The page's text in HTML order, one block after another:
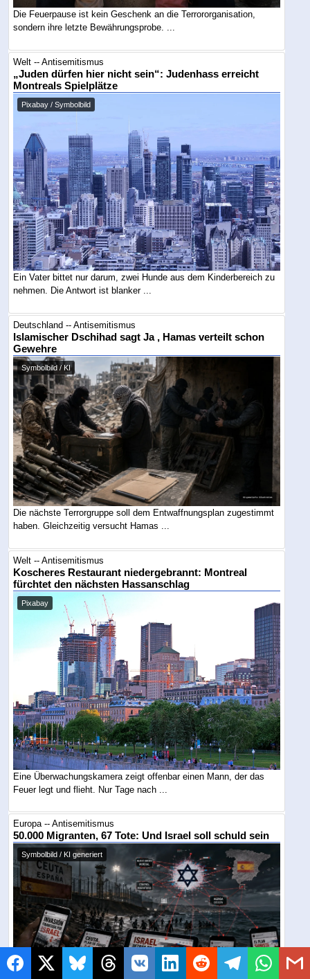
Die Feuerpause ist kein Geschenk an die Terrororganisation,
sondern ihre letzte Bewährungsprobe. ...
Welt -- Antisemitismus
„Juden dürfen hier nicht sein“: Judenhass erreicht
Montreals Spielplätze
Pixabay / Symbolbild
Ein Vater bittet nur darum, zwei Hunde aus dem Kinderbereich zu
nehmen. Die Antwort ist blanker ...
Deutschland -- Antisemitismus
Islamischer Dschihad sagt Ja , Hamas verteilt schon
Gewehre
Symbolbild / KI
Die nächste Terrorgruppe soll dem Entwaffnungsplan zugestimmt
haben. Gleichzeitig versucht Hamas ...
Welt -- Antisemitismus
Koscheres Restaurant niedergebrannt: Montreal
fürchtet den nächsten Hassanschlag
Pixabay
Eine Überwachungskamera zeigt offenbar einen Mann, der das
Feuer legt und flieht. Nur Tage nach ...
Europa -- Antisemitismus
50.000 Migranten, 67 Tote: Und Israel soll schuld sein
Symbolbild / KI generiert